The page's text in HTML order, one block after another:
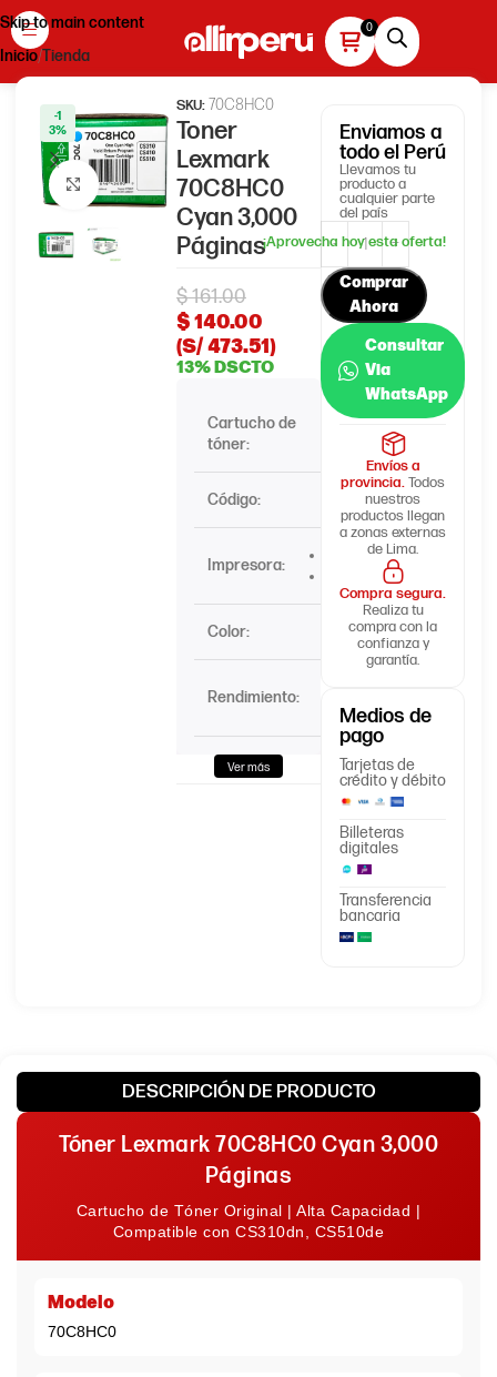
Skip to main content
Inicio Tienda
-1
3%
Haga clic para ampliar
SKU:70C8HC0
Toner
Lexmark
70C8HC0
Cyan 3,000
Páginas
$161.00
$140.00
(S/ 473.51)
13% DSCTO
Cartucho de
tóner:
Código: 70C8HC0
Impresora:
CS310dn
CS510de
Color: Cyan
Rendimiento:
Páginas
Ver más
Enviamos a
todo el Perú
Llevamos tu
producto a
cualquier parte
del país
Comprar
Ahora
Consultar
Via
WhatsApp
Envíos a
provincia.Todos
nuestros
productos llegan
a zonas externas
de Lima.
Compra segura.
Realiza tu
compra con la
confianza y
garantía.
Medios de
pago
Tarjetas de
crédito y débito
Billeteras
digitales
Transferencia
bancaria
DESCRIPCIÓN DE PRODUCTO
Tóner Lexmark 70C8HC0 Cyan 3,000
Páginas
Cartucho de Tóner Original | Alta Capacidad |
Compatible con CS310dn, CS510de
Modelo
70C8HC0